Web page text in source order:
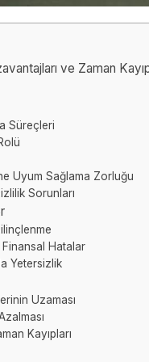
ve Zaman
Süreçleri
Uyum Sağlama Zorluğu
Sorunları
Finansal Hatalar
Yetersizlik
Uzaması
Kayıpları